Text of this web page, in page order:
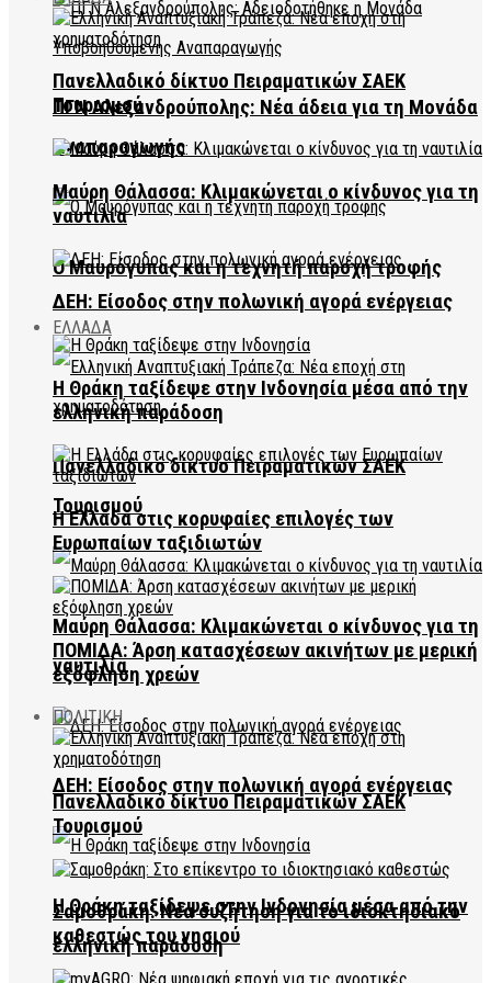
ΠΓΝ Αλεξανδρούπολης: Νέα άδεια για τη Μονάδα
Αναπαραγωγής
Ο Μαυρόγυπας και η τεχνητή παροχή τροφής
ΕΛΛΑΔΑ
Πανελλαδικό δίκτυο Πειραματικών ΣΑΕΚ
Τουρισμού
Μαύρη Θάλασσα: Κλιμακώνεται ο κίνδυνος για τη
ναυτιλία
ΔΕΗ: Είσοδος στην πολωνική αγορά ενέργειας
Η Θράκη ταξίδεψε στην Ινδονησία μέσα από την
ελληνική παράδοση
Πανελλαδικό δίκτυο Πειραματικών ΣΑΕΚ
Τουρισμού
Μαύρη Θάλασσα: Κλιμακώνεται ο κίνδυνος για τη
ναυτιλία
ΔΕΗ: Είσοδος στην πολωνική αγορά ενέργειας
Η Θράκη ταξίδεψε στην Ινδονησία μέσα από την
ελληνική παράδοση
Η Ελλάδα στις κορυφαίες επιλογές των
Ευρωπαίων ταξιδιωτών
ΠΟΜΙΔΑ: Άρση κατασχέσεων ακινήτων με μερική
εξόφληση χρεών
ΠΟΛΙΤΙΚΗ
Πανελλαδικό δίκτυο Πειραματικών ΣΑΕΚ
Τουρισμού
Σαμοθράκη: Νέα συζήτηση για το ιδιοκτησιακό
καθεστώς του νησιού